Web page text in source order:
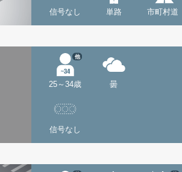
信号なし 単路 市町村道
25～34歳
他
曇
信号なし